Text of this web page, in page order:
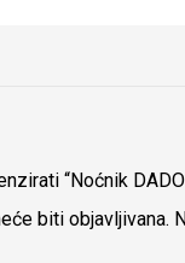
“Noćnik
biti objavljivana.